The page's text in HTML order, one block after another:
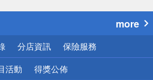
小心！
more
分店資訊 保險服務
活動 得獎公佈